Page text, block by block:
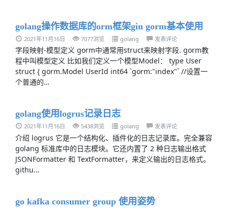
golang操作数据库的orm框架gin gorm基本使用
2021年11月16日 7077浏览 golang 发表评论
字段映射-模型定义 gorm中通常用struct来映射字段. gorm教
程中叫模型定义 比如我们定义一个模型Model： type User
struct { gorm.Model UserId int64 `gorm:"index"` //设置一
个普通的…
golang使用logrus记录日志
2021年11月16日 5438浏览 golang 发表评论
介绍 logrus 它是一个结构化、插件化的日志记录库。完全兼容
golang 标准库中的日志模块。它还内置了 2 种日志输出格式
JSONFormatter 和 TextFormatter，来定义输出的日志格式。
githu…
go kafka consumer group 使用姿势